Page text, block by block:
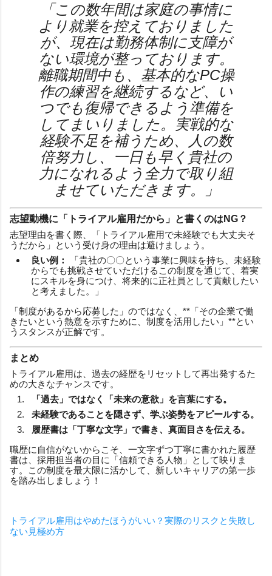
「この数年間は家庭の事情に
より就業を控えておりました
が、現在は勤務体制に支障が
ない環境が整っております。
離職期間中も、基本的なPC操
作の練習を継続するなど、い
つでも復帰できるよう準備を
してまいりました。実戦的な
経験不足を補うため、人の数
倍努力し、一日も早く貴社の
力になれるよう全力で取り組
ませていただきます。」
志望動機に「トライアル雇用だから」と書くのはNG？
志望理由を書く際、「トライアル雇用で未経験でも大丈夫そ
うだから」という受け身の理由は避けましょう。
良い例：
「貴社の〇〇という事業に興味を持ち、未経験
からでも挑戦させていただけるこの制度を通じて、着実
にスキルを身につけ、将来的に正社員として貢献したい
と考えました。」
「制度があるから応募した」のではなく、**「その企業で働
きたいという熱意を示すために、制度を活用したい」**とい
うスタンスが正解です。
まとめ
トライアル雇用は、過去の経歴をリセットして再出発するた
めの大きなチャンスです。
「過去」ではなく「未来の意欲」を言葉にする。
未経験であることを隠さず、学ぶ姿勢をアピールする。
履歴書は「丁寧な文字」で書き、真面目さを伝える。
職歴に自信がないからこそ、一文字ずつ丁寧に書かれた履歴
書は、採用担当者の目に「信頼できる人物」として映りま
す。この制度を最大限に活かして、新しいキャリアの第一歩
を踏み出しましょう！
トライアル雇用はやめたほうがいい？実際のリスクと失敗し
ない見極め方